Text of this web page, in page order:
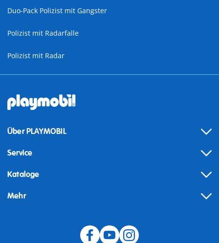
Duo-Pack Polizist mit Gangster
Polizist mit Radarfalle
Polizist mit Radar
Über PLAYMOBIL
Service
Kataloge
Mehr